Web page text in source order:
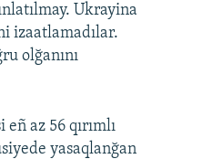
Ukrayina
izaatlamadılar.
olğanını
az 56 qırımlı
yasaqlanğan